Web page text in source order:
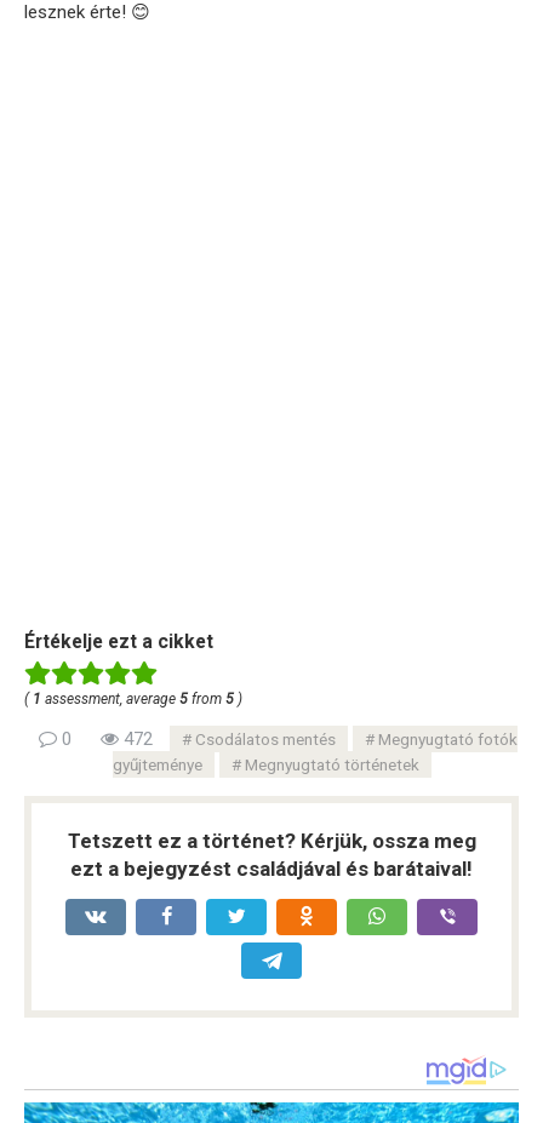
lesznek érte! 😊
Értékelje ezt a cikket
( 1 assessment, average 5 from 5 )
0 472 Csodálatos mentés
Megnyugtató fotók
gyűjteménye
Megnyugtató történetek
Tetszett ez a történet? Kérjük, ossza meg
ezt a bejegyzést családjával és barátaival!